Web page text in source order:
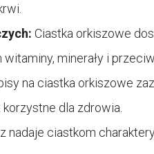
Ciastka orkiszowe
minerały i
na ciastka orkiszowe
dla zdrowia.
nadaje ciastkom